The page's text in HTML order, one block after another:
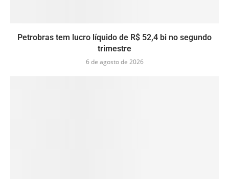
Petrobras tem lucro líquido de R$ 52,4 bi no segundo
trimestre
6 de agosto de 2026